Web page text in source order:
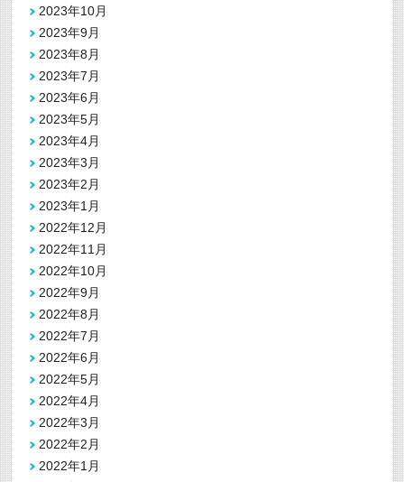
2023年10月
2023年9月
2023年8月
2023年7月
2023年6月
2023年5月
2023年4月
2023年3月
2023年2月
2023年1月
2022年12月
2022年11月
2022年10月
2022年9月
2022年8月
2022年7月
2022年6月
2022年5月
2022年4月
2022年3月
2022年2月
2022年1月